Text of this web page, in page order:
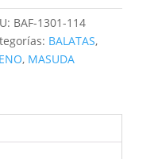
BAF-1301-114
BALATAS,
, MASUDA